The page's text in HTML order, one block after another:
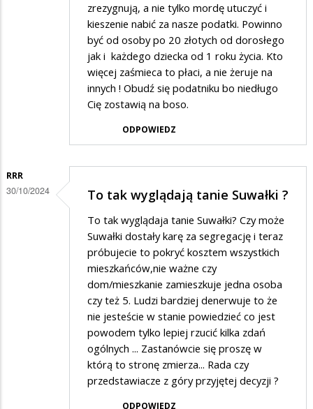
zrezygnują, a nie tylko mordę utuczyć i
kieszenie nabić za nasze podatki. Powinno
być od osoby po 20 złotych od dorosłego
jak i każdego dziecka od 1 roku życia. Kto
więcej zaśmieca to płaci, a nie żeruje na
innych ! Obudź się podatniku bo niedługo
Cię zostawią na boso.
ODPOWIEDZ
RRR
30/10/2024 To tak wyglądają tanie Suwałki ?
To tak wyglądaja tanie Suwałki? Czy może
Suwałki dostały karę za segregację i teraz
próbujecie to pokryć kosztem wszystkich
mieszkańców,nie ważne czy
dom/mieszkanie zamieszkuje jedna osoba
czy też 5. Ludzi bardziej denerwuje to że
nie jesteście w stanie powiedzieć co jest
powodem tylko lepiej rzucić kilka zdań
ogólnych ... Zastanówcie się proszę w
którą to stronę zmierza... Rada czy
przedstawiacze z góry przyjętej decyzji ?
ODPOWIEDZ